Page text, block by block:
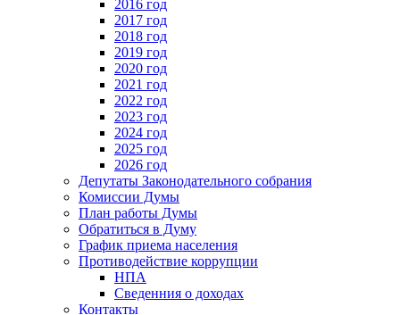
2016 год
2017 год
2018 год
2019 год
2020 год
2021 год
2022 год
2023 год
2024 год
2025 год
2026 год
Депутаты Законодательного собрания
Комиссии Думы
План работы Думы
Обратиться в Думу
График приема населения
Противодействие коррупции
НПА
Сведенния о доходах
Контакты